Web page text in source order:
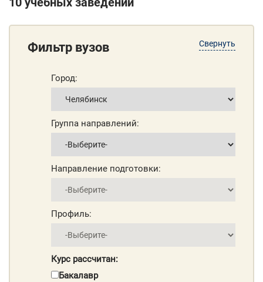
Свернуть
Фильтр вузов
Город:
Группа направлений:
Направление подготовки:
Профиль:
Курс рассчитан:
Бакалавр